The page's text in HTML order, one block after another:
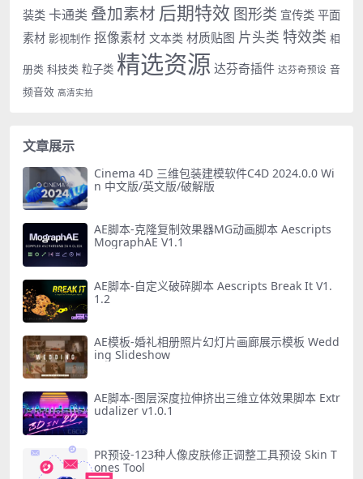
装类 卡通类 叠加素材 后期特效 图形类 宣传类 平面
素材 影视制作 抠像素材 文本类 材质贴图 片头类 特效类 相
册类 科技类 粒子类 精选资源 达芬奇插件 达芬奇预设 音
频音效 高清实拍
文章展示
Cinema 4D 三维包装建模软件C4D 2024.0.0 Wi
n 中文版/英文版/破解版
AE脚本-克隆复制效果器MG动画脚本 Aescripts
MographAE V1.1
AE脚本-自定义破碎脚本 Aescripts Break It V1.
1.2
AE模板-婚礼相册照片幻灯片画廊展示模板 Wedd
ing Slideshow
AE脚本-图层深度拉伸挤出三维立体效果脚本 Extr
udalizer v1.0.1
PR预设-123种人像皮肤修正调整工具预设 Skin T
ones Tool